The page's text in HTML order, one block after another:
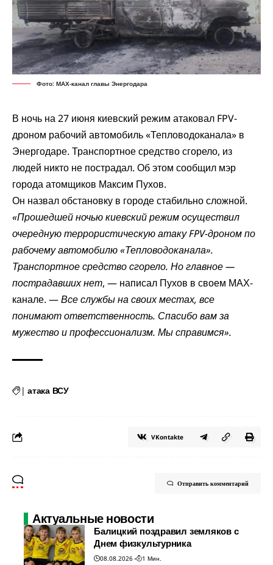
Фото: МАХ-канал главы Энергодара
В ночь на 27 июня киевский режим атаковал FPV-
дроном рабочий автомобиль «Тепловодоканала» в
Энергодаре. Транспортное средство сгорело, из
людей никто не пострадал. Об этом сообщил мэр
города атомщиков Максим Пухов.
Он назвал обстановку в городе стабильно сложной.
«Прошедшей ночью киевский режим осуществил
очередную террористическую атаку FPV-дроном по
рабочему автомобилю «Тепловодоканала».
Транспортное средство сгорело. Но главное —
пострадавших нет, — написал Пухов в своем МАХ-
канале. —Все службы на своих местах, все
понимают ответственность. Спасибо вам за
мужество и профессионализм. Мы справимся».
| атака ВСУ
VKontakte
Отправить комментарий
Актуальные новости
Балицкий поздравил земляков с
Днем физкультурника
08.08.2026
1 Мин.